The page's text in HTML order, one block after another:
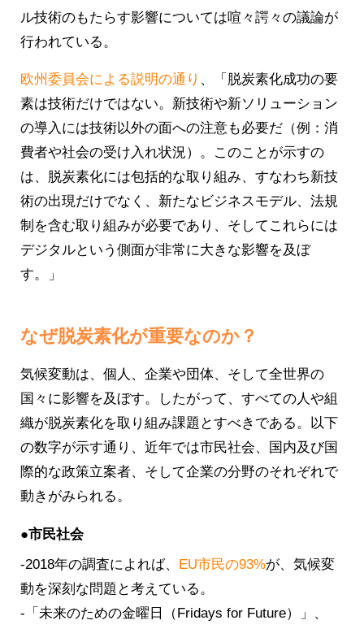
ル技術のもたらす影響については喧々諤々の議論が
行われている。
欧州委員会による説明の通り 、「脱炭素化成功の要
素は技術だけではない。新技術や新ソリューション
の導入には技術以外の面への注意も必要だ（例：消
費者や社会の受け入れ状況）。このことが示すの
は、脱炭素化には包括的な取り組み、すなわち新技
術の出現だけでなく、新たなビジネスモデル、法規
制を含む取り組みが必要であり、そしてこれらには
デジタルという側面が非常に大きな影響を及ぼ
す。」
なぜ脱炭素化が重要なのか？
気候変動は、個人、企業や団体、そして全世界の
国々に影響を及ぼす。したがって、すべての人や組
織が脱炭素化を取り組み課題とすべきである。以下
の数字が示す通り、近年では市民社会、国内及び国
際的な政策立案者、そして企業の分野のそれぞれで
動きがみられる。
●市民社会
-2018年の調査によれば、
EU市民の93%が、気候変
動を深刻な問題と考えている。
-「未来のための金曜日（Fridays for Future）」、